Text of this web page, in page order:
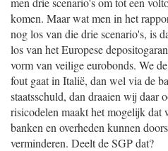
komen. Maar wat men in het
nog los van die drie scenario's, is
los van het Europese
vorm van veilige eurobonds. We
fout gaat in Italië, dan wel via de
staatsschuld, dan draaien wij daar
risicodelen maakt het mogelijk dat
banken en overheden kunnen
verminderen. Deelt de SGP dat?